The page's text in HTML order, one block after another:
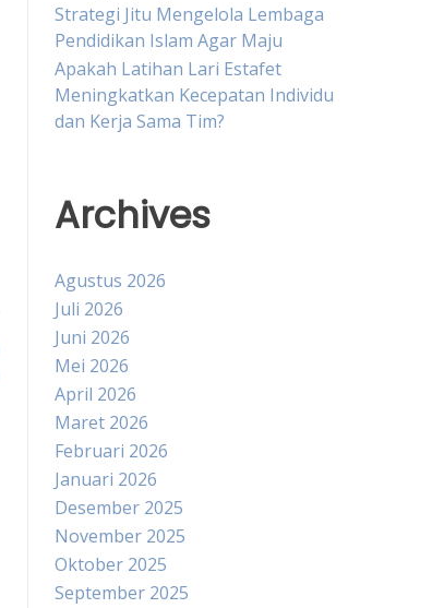
Strategi Jitu Mengelola Lembaga
Pendidikan Islam Agar Maju
Apakah Latihan Lari Estafet
Meningkatkan Kecepatan Individu
dan Kerja Sama Tim?
Archives
Agustus 2026
Juli 2026
Juni 2026
Mei 2026
April 2026
Maret 2026
Februari 2026
Januari 2026
Desember 2025
November 2025
Oktober 2025
September 2025